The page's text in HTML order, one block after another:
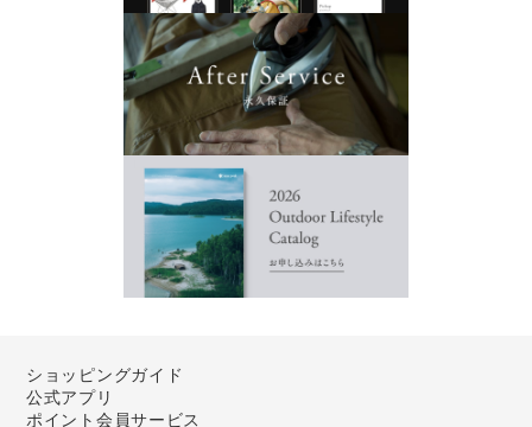
ショッピングガイド
公式アプリ
ポイント会員サービス